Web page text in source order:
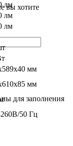
вы хотите
для заполнения
лм
лм
лм
мм
мм
50 Гц